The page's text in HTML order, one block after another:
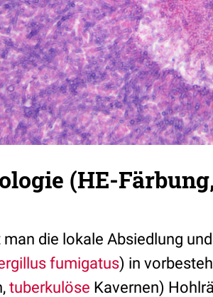
(HE-
die lokale Absiedlung
fumigatus) in
tuberkulöse Kavernen)